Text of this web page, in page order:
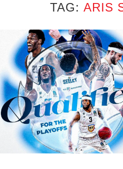
TAG:ARIS